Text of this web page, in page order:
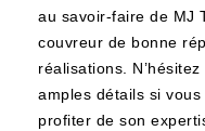
au savoir-faire de MJ
couvreur de bonne
réalisations.
amples détails si
profiter de son